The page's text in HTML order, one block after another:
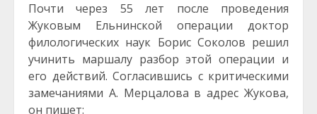
Почти через 55 лет после проведения
Жуковым Ельнинской операции доктор
филологических наук Борис Соколов решил
учинить маршалу разбор этой операции и
его действий. Согласившись с критическими
замечаниями А. Мерцалова в адрес Жукова,
он пишет: